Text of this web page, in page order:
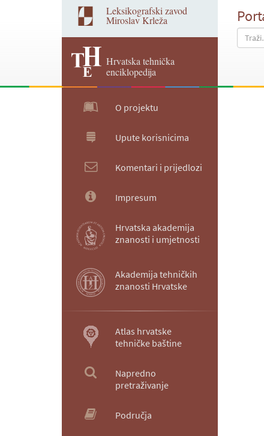
Leksikografski zavod
Miroslav Krleža
Hrvatska tehnička
enciklopedija
O projektu
Upute korisnicima
Komentari i prijedlozi
Impresum
Hrvatska akademija
znanosti i umjetnosti
Akademija tehničkih
znanosti Hrvatske
Atlas hrvatske
tehničke baštine
Napredno
pretraživanje
Područja